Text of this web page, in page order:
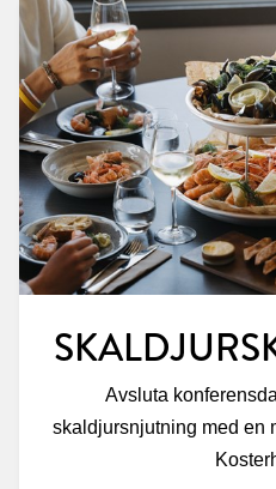
Avsluta
skaldjursnjutning med en